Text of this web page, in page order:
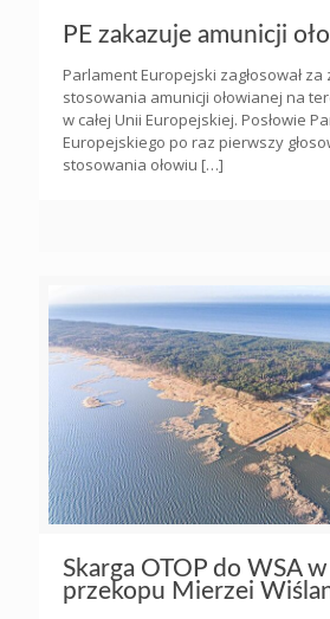
PE zakazuje amunicji
Parlament Europejski zagłosował za
stosowania amunicji ołowianej na
w całej Unii Europejskiej. Posłowie
Europejskiego po raz pierwszy
stosowania ołowiu […]
Skarga OTOP do WSA
przekopu Mierzei